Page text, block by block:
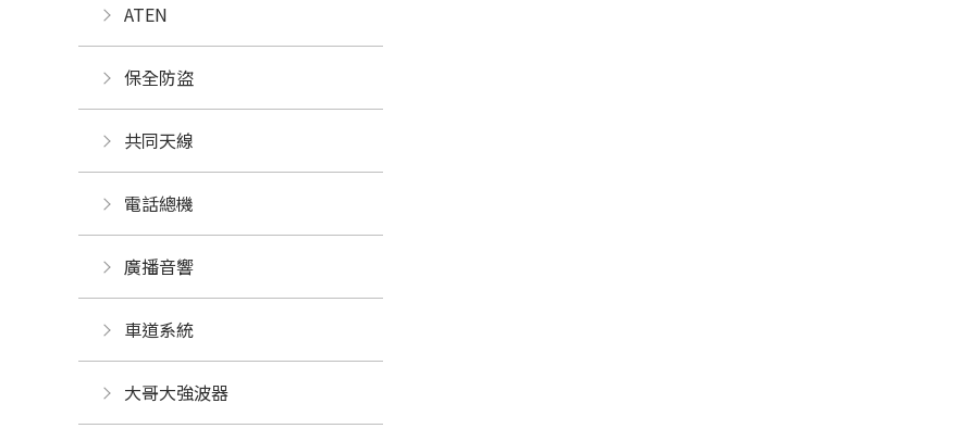
ATEN
保全防盜
共同天線
電話總機
廣播音響
車道系統
大哥大強波器